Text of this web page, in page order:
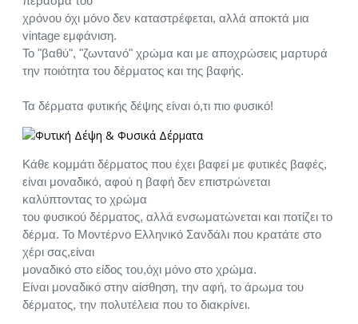
χρόνου όχι μόνο δεν καταστρέφεται, αλλά αποκτά μια
vintage εμφάνιση.
Το "βαθύ", "ζωντανό" χρώμα και με αποχρώσεις μαρτυρά
την ποιότητα του δέρματος και της βαφής.
Τα δέρματα φυτικής δέψης είναι ό,τι πιο φυσικό!
Κάθε κομμάτι δέρματος που έχει βαφεί με φυτικές βαφές,
είναι μοναδικό, αφού η βαφή δεν επιστρώνεται
καλύπτοντας το χρώμα
του φυσικού δέρματος, αλλά ενσωματώνεται και ποτίζει το
δέρμα. Το Μοντέρνο Ελληνικό Σανδάλι που κρατάτε στο
χέρι σας,είναι
μοναδικό στο είδος του,όχι μόνο στο χρώμα.
Είναι μοναδικό στην αίσθηση, την αφή, το άρωμα του
δέρματος, την πολυτέλεια που το διακρίνει.